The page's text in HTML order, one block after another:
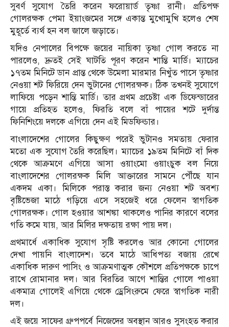
সুবর্ণ সুযোগ তৈরি করেন ফরোয়ার্ড তৃষ্ণা রানী। প্রতিপক্ষ
গোলরক্ষক পেমা ইয়াংজমের সঙ্গে একান্ত মুখোমুখি হলেও শেষ
মুহূর্তে ব্যর্থ হন বল জালে জড়াতে।
যদিও নেপালের বিপক্ষে জয়ের নায়িকা তৃষ্ণা গোল করতে না
পারলেও, দ্রুতই সেই ঘাটতি পূরণ করেন শান্তি মার্ডি। ম্যাচের
১৭তম মিনিটে ডান প্রান্ত থেকে উমেলা মারমার নিখুঁত পাসে তৃষ্ণার
নেওয়া শট ফিরিয়ে দেন ভুটানের গোলরক্ষক। ঠিক তখনই সুযোগে
লাফিয়ে পড়েন শান্তি মার্ডি। তার প্রথম প্রচেষ্টা এক ডিফেন্ডারের
গায়ে প্রতিহত হলেও, ফিরতি বলে বাঁ পায়ের শটে দুর্দান্ত
ফিনিশিংয়ে দলকে এগিয়ে দেন এই মিডফিল্ডার।
বাংলাদেশের গোলের কিছুক্ষণ পরেই ভুটানও সমতায় ফেরার
মতো এক সুযোগ তৈরি করেছিল। ম্যাচের ১৯তম মিনিটে বাঁ দিক
থেকে আক্রমণে এগিয়ে আসা ওয়াংমো ওয়াংচুক বল নিয়ে
বাংলাদেশের গোলরক্ষক মিলি আক্তারের সামনে পৌঁছে যান
একদম একা। মিলিকে পরাস্ত করার জন্য নেওয়া শট অবশ্য
বৃষ্টিভেজা মাঠে গড়িয়ে এসে সহজেই ধরে ফেলেন স্বাগতিক
গোলরক্ষক। গোল হওয়ার আশঙ্কা থাকলেও পানির কারণে বলের
গতি কমে যায়, আর মিলির দক্ষতায় রক্ষা পায় দল।
প্রথমার্ধে একাধিক সুযোগ সৃষ্টি করলেও আর কোনো গোলের
দেখা পায়নি বাংলাদেশ। তবে মাঠে আধিপত্য বজায় রেখে
একাধিক দারুণ পাসিং ও আক্রমণাত্মক কৌশলে প্রতিপক্ষকে চাপে
রাখে রোমানার দল। আর বিরতির আগে শান্তির গোলে পাওয়া
একমাত্র গোলেই এগিয়ে থেকে ড্রেসিংরুমে ফেরে স্বাগতিক নারী
দল।
এই জয়ে সাফের গ্রুপপর্বে নিজেদের অবস্থান আরও সুসংহত করার